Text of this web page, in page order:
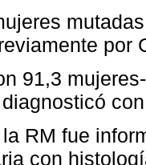
por
91,3
la RM fue
con